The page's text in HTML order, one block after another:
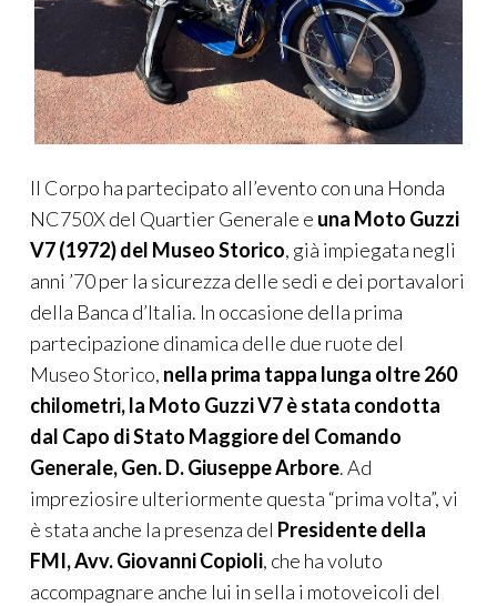
Il Corpo ha partecipato all’evento con una Honda
NC750X del Quartier Generale e una Moto Guzzi
V7 (1972) del Museo Storico, già impiegata negli
anni ’70 per la sicurezza delle sedi e dei portavalori
della Banca d’Italia. In occasione della prima
partecipazione dinamica delle due ruote del
Museo Storico, nella prima tappa lunga oltre 260
chilometri, la Moto Guzzi V7 è stata condotta
dal Capo di Stato Maggiore del Comando
Generale, Gen. D. Giuseppe Arbore. Ad
impreziosire ulteriormente questa “prima volta”, vi
è stata anche la presenza del Presidente della
FMI, Avv. Giovanni Copioli, che ha voluto
accompagnare anche lui in sella i motoveicoli del